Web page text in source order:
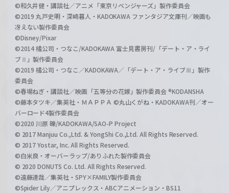
©和久井健・講談社／アニメ「東京リベンジャーズ」製作委員会
©2019 丸戸史明・深崎暮人・KADOKAWA ファンタジア文庫刊／映画も
冴えない製作委員会
©Disney/Pixar
©2014 橘公司・つなこ/KADOKAWA 富士見書房刊/「デート・ア・ライ
ブⅡ」製作委員会
©2019 橘公司・つなこ／KADOKAWA／「デート・ア・ライブⅢ」製作
委員会
©春場ねぎ・講談社／映画「五等分の花嫁」製作委員会 ®KODANSHA
©藤本タツキ／集英社・ＭＡＰＰＡ ©丸山くがね・KADOKAWA刊／オー
バーロード4製作委員会
©2020 川原 礫/KADOKAWA/SAO-P Project
© 2017 Manjuu Co.,Ltd. & YongShi Co.,Ltd. All Rights Reserved.
© 2017 Yostar, Inc. All Rights Reserved.
©白米良・オーバーラップ/ありふれた製作委員会
© 2020 DONUTS Co. Ltd. All Rights Reserved.
©遠藤達哉／集英社・SPY×FAMILY製作委員会
©Spider Lily／アニプレックス・ABCアニメーション・BS11